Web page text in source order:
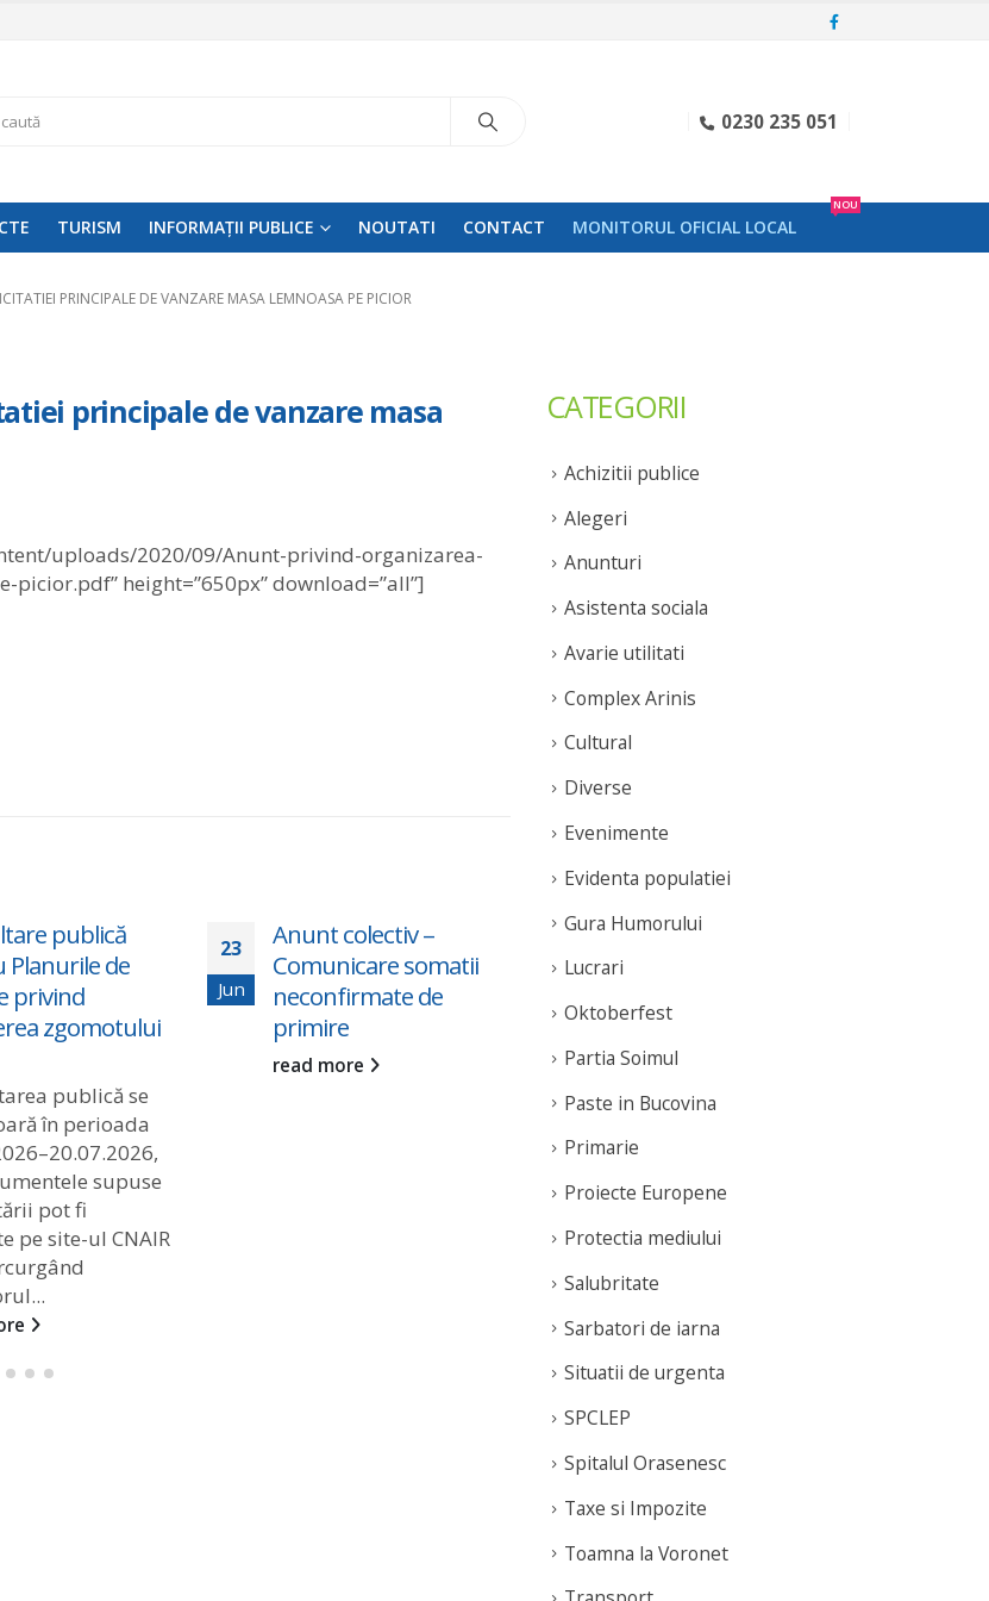
0230 235 051
TURISM INFORMAȚII PUBLICE NOUTATI CONTACT MONITORUL OFICIAL LOCAL
NOU
PRINCIPALE DE VANZARE MASA LEMNOASA PE PICIOR
principale de vanzare masa
uploads/2020/09/Anunt-privind-organizarea-
height=”650px” download=”all”]
publică
Planurile de
privind
zgomotului
publică se
în perioada
supuse
pot fi
pe site-ul CNAIR
23
Jun
Anunt colectiv –
Comunicare somatii
neconfirmate de
primire
read more
Programul „Rugby
pentru Toți” se încheie
60 de tineri implicați
Fundația Te Aud
România a încheiat cea
programului Rugby
pentru Toți, derulat cu
sprijinul Fundației
Dacia...
CATEGORII
Achizitii publice
Alegeri
Anunturi
Asistenta sociala
Avarie utilitati
Complex Arinis
Cultural
Diverse
Evenimente
Evidenta populatiei
Gura Humorului
Lucrari
Oktoberfest
Partia Soimul
Paste in Bucovina
Primarie
Proiecte Europene
Protectia mediului
Salubritate
Sarbatori de iarna
Situatii de urgenta
SPCLEP
Spitalul Orasenesc
Taxe si Impozite
Toamna la Voronet